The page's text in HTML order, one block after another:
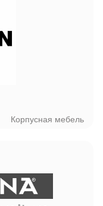
Корпусная мебель